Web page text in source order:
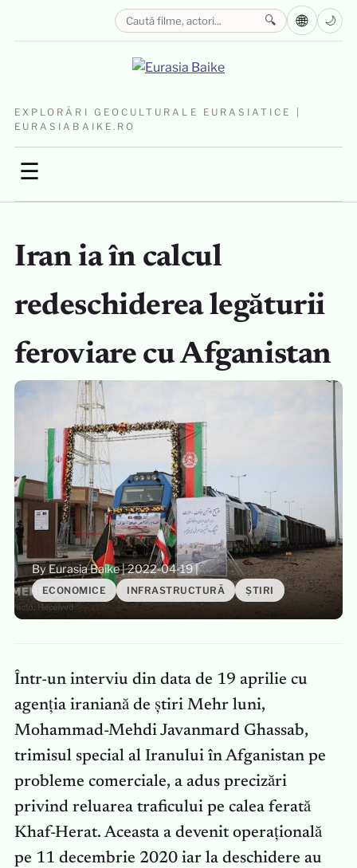
EXPLORĂRI GEOCULTURALE EURASIATICE |
EURASIABAIKE.RO
☰
🔍 🌐 🌙
Iran ia în calcul
redeschiderea legăturii
feroviare cu Afganistan
By Eurasia Baike|2022-04-19|
ECONOMICE INFRASTRUCTURĂ ȘTIRI
Într-un interviu din data de 19 aprilie cu
agenția iraniană de știri Mehr luni,
Mohammad-Mehdi Javanmard Ghassab,
trimisul special al Iranului în Afganistan pe
probleme comerciale, a adus precizări
privind reluarea traficului pe calea ferată
Khaf-Herat. Aceasta a devenit operațională
pe 11 decembrie 2020 iar la deschidere au